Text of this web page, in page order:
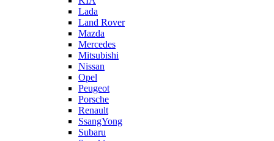
Lada
Land Rover
Mazda
Mercedes
Mitsubishi
Nissan
Opel
Peugeot
Porsche
Renault
SsangYong
Subaru